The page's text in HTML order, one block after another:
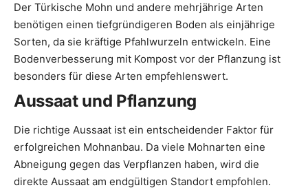
Der Türkische Mohn und andere mehrjährige Arten
benötigen einen tiefgründigeren Boden als einjährige
Sorten, da sie kräftige Pfahlwurzeln entwickeln. Eine
Bodenverbesserung mit Kompost vor der Pflanzung ist
besonders für diese Arten empfehlenswert.
Aussaat und Pflanzung
Die richtige Aussaat ist ein entscheidender Faktor für
erfolgreichen Mohnanbau. Da viele Mohnarten eine
Abneigung gegen das Verpflanzen haben, wird die
direkte Aussaat am endgültigen Standort empfohlen.